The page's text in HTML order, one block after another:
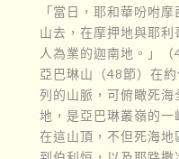
「當日，耶和華吩咐
山去，在摩押地與耶
人為業的迦南地。」（
亞巴琳山（48節）在
列的山脈，可俯瞰死
地，是亞巴琳叢嶺的一
在這山頂，不但死海